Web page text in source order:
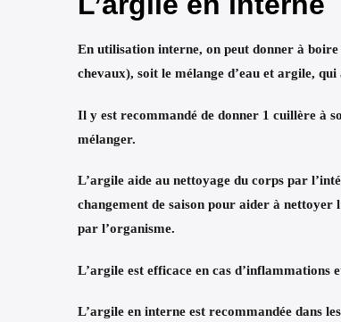
En utilisation interne, on peut donner à boire
chevaux), soit le mélange d’eau et argile,
Il y est recommandé de donner 1 cuillère à
mélanger.
L’argile aide au nettoyage du corps par
changement de saison pour aider à nettoyer
par l’organisme.
L’argile est efficace en cas d’inflammations
L’argile en interne est recommandée dans